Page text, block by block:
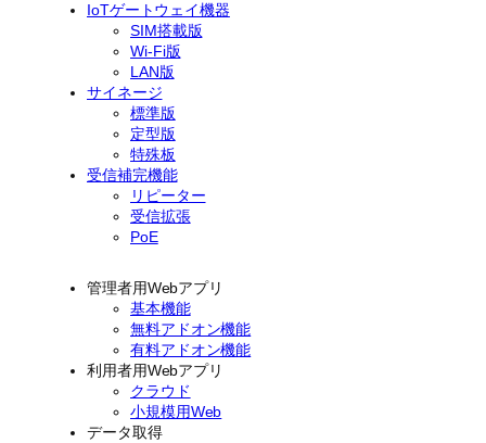
IoTゲートウェイ機器
SIM搭載版
Wi-Fi版
LAN版
サイネージ
標準版
定型版
特殊板
受信補完機能
リピーター
受信拡張
PoE
管理者用Webアプリ
基本機能
無料アドオン機能
有料アドオン機能
利用者用Webアプリ
クラウド
小規模用Web
データ取得